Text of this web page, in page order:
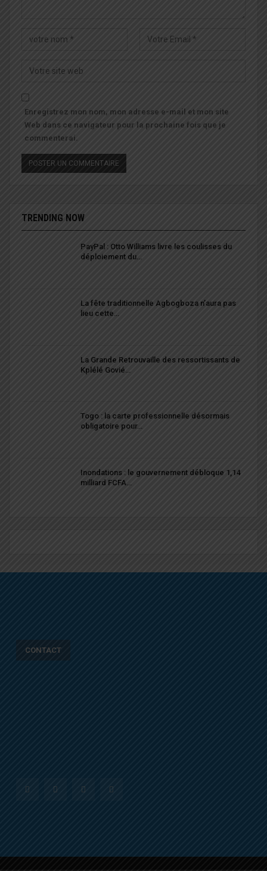
Enregistrez mon nom, mon adresse e-mail et mon site
Web dans ce navigateur pour la prochaine fois que je
commenterai.
TRENDING NOW
PayPal : Otto Williams livre les coulisses du
déploiement du…
La fête traditionnelle Agbogboza n’aura pas
lieu cette…
La Grande Retrouvaille des ressortissants de
Kplélé Govié…
Togo : la carte professionnelle désormais
obligatoire pour…
Inondations : le gouvernement débloque 1,14
milliard FCFA…
CONTACT